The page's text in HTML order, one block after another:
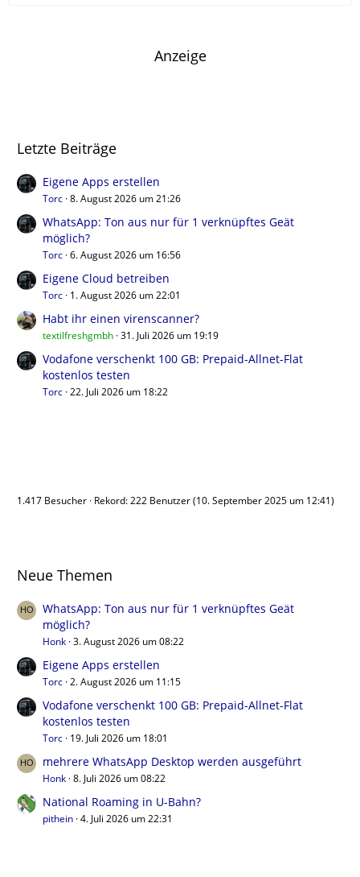
Anzeige
Letzte Beiträge
Eigene Apps erstellen
Torc 8. August 2026 um 21:26
WhatsApp: Ton aus nur für 1 verknüpftes Geät
möglich?
Torc 6. August 2026 um 16:56
Eigene Cloud betreiben
Torc 1. August 2026 um 22:01
Habt ihr einen virenscanner?
textilfreshgmbh 31. Juli 2026 um 19:19
Vodafone verschenkt 100 GB: Prepaid-Allnet-Flat
kostenlos testen
Torc 22. Juli 2026 um 18:22
1.417 Besucher Rekord: 222 Benutzer (10. September 2025 um 12:41)
Neue Themen
WhatsApp: Ton aus nur für 1 verknüpftes Geät
möglich?
Honk 3. August 2026 um 08:22
Eigene Apps erstellen
Torc 2. August 2026 um 11:15
Vodafone verschenkt 100 GB: Prepaid-Allnet-Flat
kostenlos testen
Torc 19. Juli 2026 um 18:01
mehrere WhatsApp Desktop werden ausgeführt
Honk 8. Juli 2026 um 08:22
National Roaming in U-Bahn?
pithein 4. Juli 2026 um 22:31